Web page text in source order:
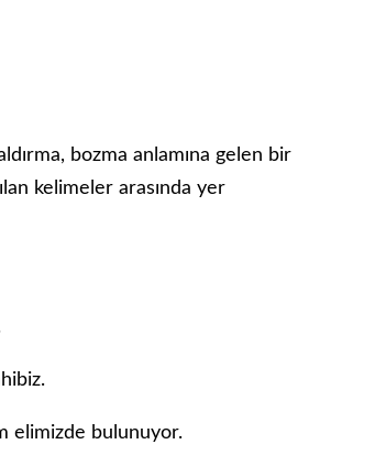
bozma anlamına gelen bir
kelimeler arasında yer
elimizde bulunuyor.